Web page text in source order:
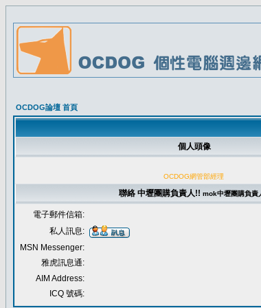
OCDOG論壇 首頁
個人頭像
OCDOG網管部經理
聯絡 中壢團購負責人!! mok中壢團購負責
電子郵件信箱:
私人訊息:
MSN Messenger:
雅虎訊息通:
AIM Address:
ICQ 號碼: